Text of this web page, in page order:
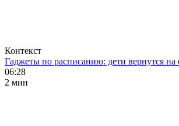
Контекст
Гаджеты по расписанию: дети вернутся на
06:28
2 мин